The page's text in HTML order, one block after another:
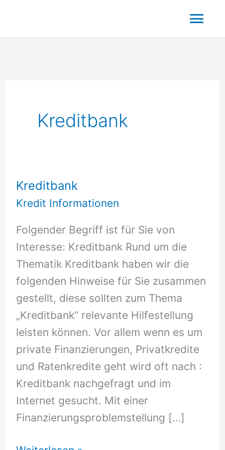
springen
Kreditbank
Kreditbank
Kredit Informationen
Folgender Begriff ist für Sie von
Interesse: Kreditbank Rund um die
Thematik Kreditbank haben wir die
folgenden Hinweise für Sie zusammen
gestellt, diese sollten zum Thema
„Kreditbank“ relevante Hilfestellung
leisten können. Vor allem wenn es um
private Finanzierungen, Privatkredite
und Ratenkredite geht wird oft nach :
Kreditbank nachgefragt und im
Internet gesucht. Mit einer
Finanzierungsproblemstellung […]